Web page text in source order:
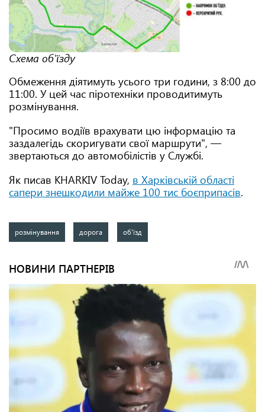
Схема об'їзду
Обмеження діятимуть усього три години, з 8:00 до
11:00. У цей час піротехніки проводитимуть
розмінування.
"Просимо водіїв врахувати цю інформацію та
заздалегідь скоригувати свої маршрути", —
звертаються до автомобілістів у Службі.
Як писав KHARKIV Today, в Харківській області
сапери знешкодили майже 100 тис боєприпасів.
розмінування дорога об'їзд